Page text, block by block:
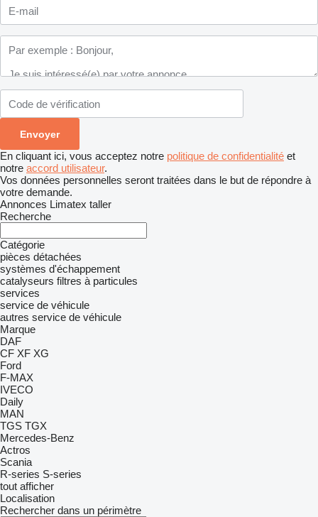
En cliquant ici, vous acceptez notre politique de confidentialité et
notre accord utilisateur.
Vos données personnelles seront traitées dans le but de répondre à
votre demande.
Annonces Limatex taller
Recherche
Catégorie
pièces détachées
systèmes d'échappement
catalyseurs filtres à particules
services
service de véhicule
autres service de véhicule
Marque
DAF
CF XF XG
Ford
F-MAX
IVECO
Daily
MAN
TGS TGX
Mercedes-Benz
Actros
Scania
R-series S-series
tout afficher
Localisation
Rechercher dans un périmètre